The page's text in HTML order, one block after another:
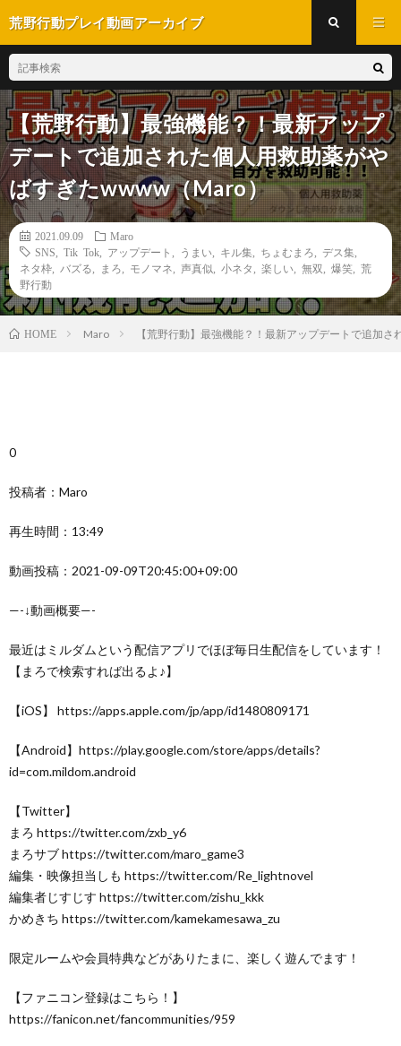
荒野行動プレイ動画アーカイブ
【荒野行動】最強機能？！最新アップ
デートで追加された個人用救助薬がや
ばすぎたwwww（Maro）
2021.09.09
Maro
SNS
Tik Tok アップデート うまい キル集 ちょむまろ デス集
ネタ枠
バズる まろ モノマネ 声真似 小ネタ 楽しい 無双 爆笑
荒
野行動
HOME Maro 【荒野行動】最強機能？！最新アップデートで追加
0
投稿者：Maro
再生時間：13:49
動画投稿：2021-09-09T20:45:00+09:00
—-↓動画概要—-
最近はミルダムという配信アプリでほぼ毎日生配信をしています！
【まろで検索すれば出るよ♪】
【iOS】 https://apps.apple.com/jp/app/id1480809171
【Android】https://play.google.com/store/apps/details?
id=com.mildom.android
【Twitter】
まろ https://twitter.com/zxb_y6
まろサブ https://twitter.com/maro_game3
編集・映像担当しも https://twitter.com/Re_lightnovel
編集者じすじす https://twitter.com/zishu_kkk
かめきち https://twitter.com/kamekamesawa_zu
限定ルームや会員特典などがありたまに、楽しく遊んでます！
【ファニコン登録はこちら！】
https://fanicon.net/fancommunities/959